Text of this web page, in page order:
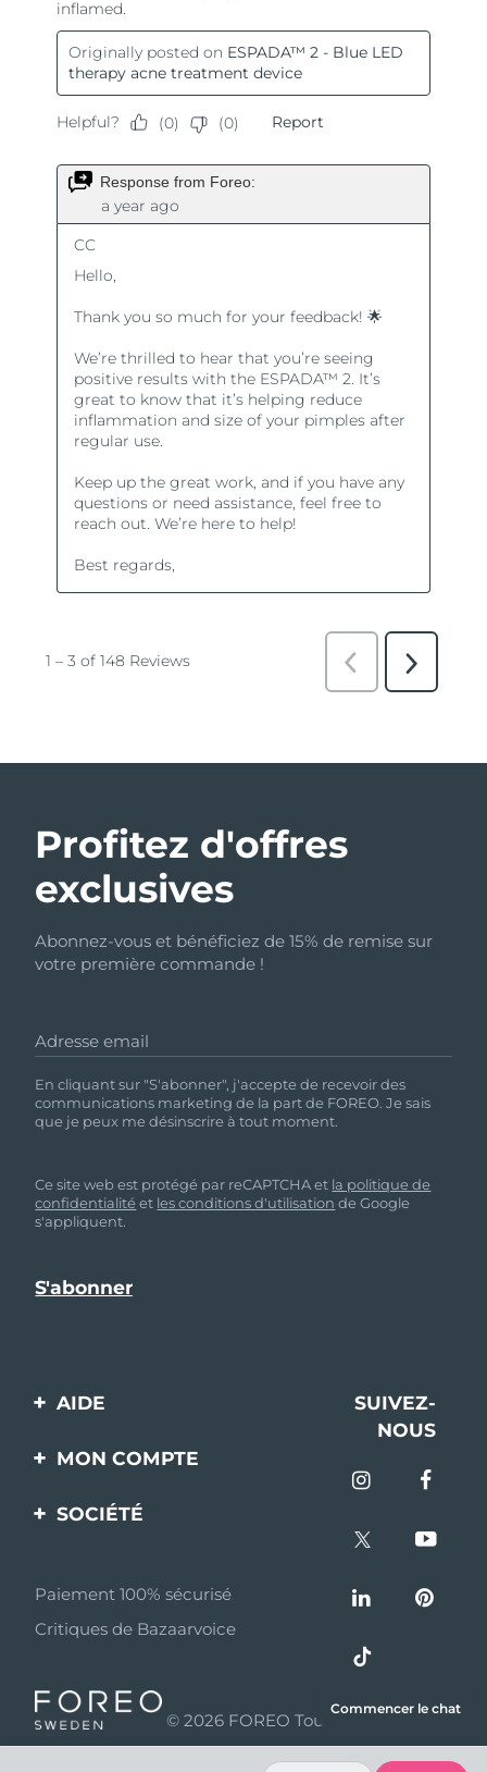
Profitez d'offres
exclusives
Abonnez-vous et bénéficiez de 15% de remise sur
votre première commande !
Adresse email
En cliquant sur "S'abonner", j'accepte de recevoir des
communications marketing de la part de FOREO. Je sais
que je peux me désinscrire à tout moment.
Ce site web est protégé par reCAPTCHA et la politique de
confidentialité et les conditions d'utilisation de Google
s'appliquent.
AIDE
Contactez-nous
livraisons
Questions et réponses
Informations sur la
SUIVEZ-
NOUS
MON COMPTE
Enregistrement produit
SOCIÉTÉ
Programme d’affiliation
Nouvelles d'affiliation
Partenaires
distributeurs
Paiement 100% sécurisé
Critiques de Bazaarvoice
© 2026 FOREO Tous droits réservés
Commencer le chat